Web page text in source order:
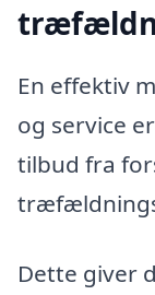
En effektiv
og service
tilbud fra
Dette giver